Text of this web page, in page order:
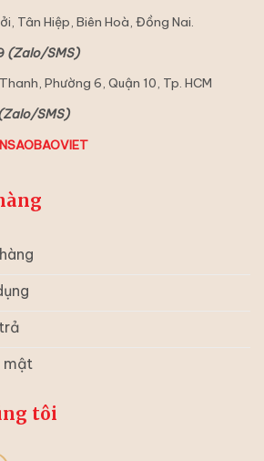
Tân Hiệp, Biên Hoà, Đồng Nai.
(Zalo/SMS)
Phường 6, Quận 10, Tp. HCM
SMS)
mật
tôi